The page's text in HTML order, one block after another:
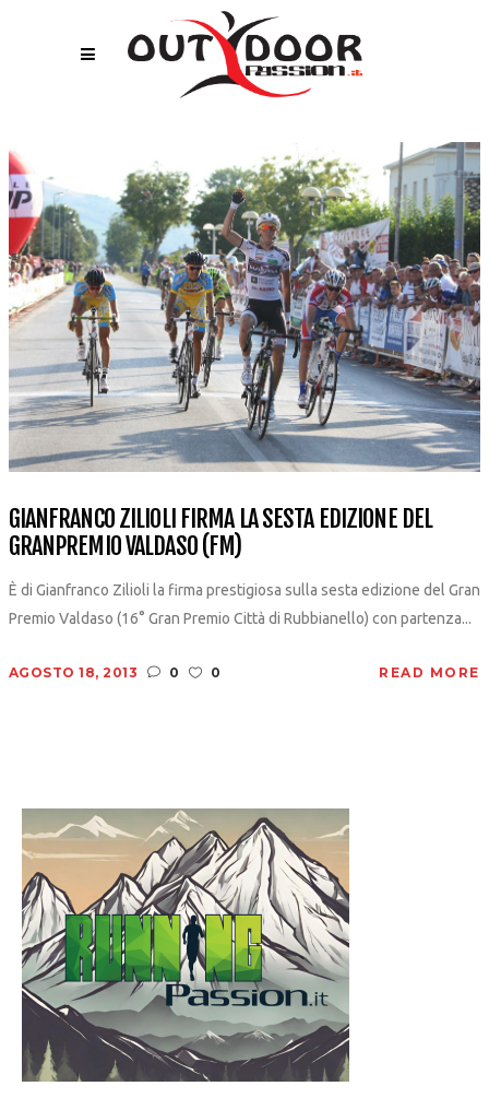
GIANFRANCO ZILIOLI FIRMA LA SESTA EDIZIONE DEL
GRANPREMIO VALDASO (FM)
È di Gianfranco Zilioli la firma prestigiosa sulla sesta edizione del Gran
Premio Valdaso (16° Gran Premio Città di Rubbianello) con partenza...
AGOSTO 18, 2013 0 0 READ MORE